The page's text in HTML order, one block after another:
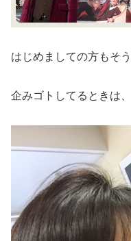
はじめましての方もそ
企みゴトしてるときは